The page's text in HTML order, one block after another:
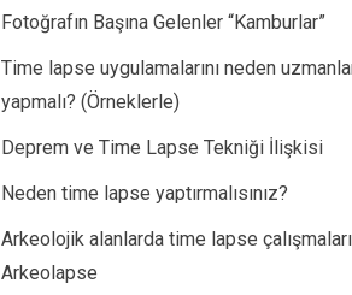
Fotoğrafın Başına Gelenler “Kamburlar”​
Time lapse uygulamalarını neden
yapmalı? (Örneklerle)
Deprem ve Time Lapse Tekniği İlişkisi
Neden time lapse yaptırmalısınız?
Arkeolojik alanlarda time lapse
Arkeolapse